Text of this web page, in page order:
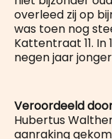
overleed zij op
was toen nog
Kattentraat 11.
negen jaar
Veroordeeld
Hubertus
aanraking